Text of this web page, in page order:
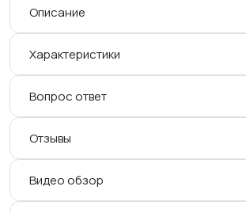
Описание
Характеристики
Вопрос ответ
Отзывы
Видео обзор